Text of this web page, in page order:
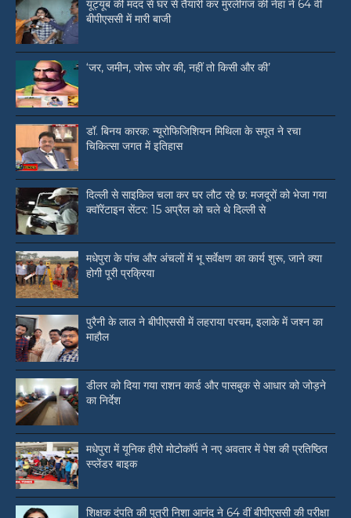
यूट्यूब की मदद से घर से तैयारी कर मुरलीगंज की नेहा ने 64 वीं
बीपीएससी में मारी बाजी
‘जर, जमीन, जोरू जोर की, नहीं तो किसी और की’
डॉ. बिनय कारक: न्यूरोफिजिशियन मिथिला के सपूत ने रचा
चिकित्सा जगत में इतिहास
दिल्ली से साइकिल चला कर घर लौट रहे छ: मजदूरों को भेजा गया
क्वॉरेंटाइन सेंटर: 15 अप्रैल को चले थे दिल्ली से
मधेपुरा के पांच और अंचलों में भू सर्वेक्षण का कार्य शुरू, जाने क्या
होगी पूरी प्रक्रिया
पुरैनी के लाल ने बीपीएससी में लहराया परचम, इलाके में जश्न का
माहौल
डीलर को दिया गया राशन कार्ड और पासबुक से आधार को जोड़ने
का निर्देश
मधेपुरा में यूनिक हीरो मोटोकॉर्प ने नए अवतार में पेश की प्रतिष्ठित
स्प्लेंडर बाइक
शिक्षक दंपति की पुत्री निशा आनंद ने 64 वीं बीपीएससी की परीक्षा